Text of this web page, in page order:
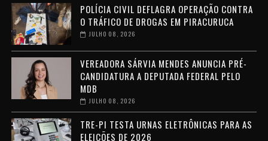
POLÍCIA CIVIL DEFLAGRA OPERAÇÃO CONTRA
O TRÁFICO DE DROGAS EM PIRACURUCA
JULHO 08, 2026
VEREADORA SÁRVIA MENDES ANUNCIA PRÉ-
CANDIDATURA A DEPUTADA FEDERAL PELO
MDB
JULHO 08, 2026
TRE-PI TESTA URNAS ELETRÔNICAS PARA AS
ELEIÇÕES DE 2026